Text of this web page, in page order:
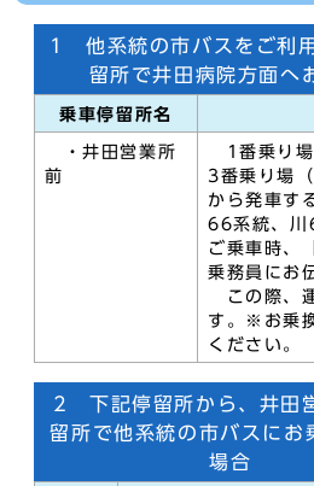
1 他系統の市バスをご利
留所で井田病院方面へ
乗車停留所名
・井田営業所
前
1番乗り場
3番乗り場
から発車す
66系統、川
ご乗車時、
乗務員にお
この際、
す。※お乗
ください。
2 下記停留所から、井田
留所で他系統の市バスにお
場合